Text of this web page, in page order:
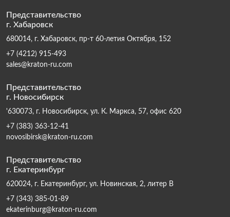
Представительство
г. Хабаровск
680014, г. Хабаровск, пр-т 60-летия Октября, 152
+7 (4212) 915-493
sales@kraton-ru.com
Представительство
г. Новосибирск
'630073, г. Новосибирск, ул. К. Маркса, 57, офис 620
+7 (383) 363-12-41
novosibirsk@kraton-ru.com
Представительство
г. Екатеринбург
620024, г. Екатеринбург, ул. Новинская, 2, литер В
+7 (343) 385-01-89
ekaterinburg@kraton-ru.com